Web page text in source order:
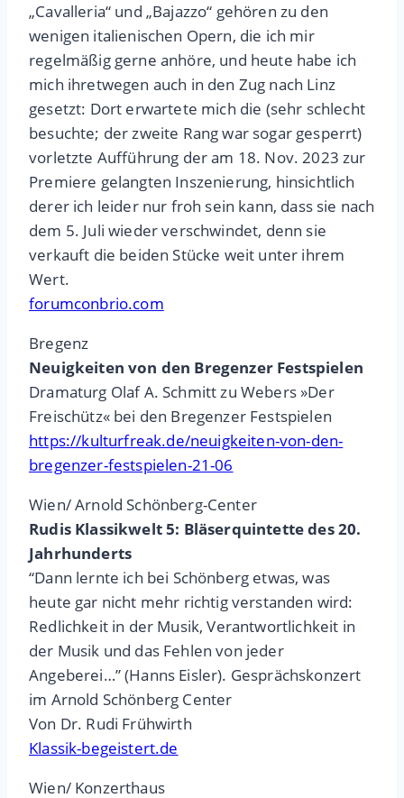
„Cavalleria“ und „Bajazzo“ gehören zu den
wenigen italienischen Opern, die ich mir
regelmäßig gerne anhöre, und heute habe ich
mich ihretwegen auch in den Zug nach Linz
gesetzt: Dort erwartete mich die (sehr schlecht
besuchte; der zweite Rang war sogar gesperrt)
vorletzte Aufführung der am 18. Nov. 2023 zur
Premiere gelangten Inszenierung, hinsichtlich
derer ich leider nur froh sein kann, dass sie nach
dem 5. Juli wieder verschwindet, denn sie
verkauft die beiden Stücke weit unter ihrem
Wert.
forumconbrio.com
Bregenz
Neuigkeiten von den Bregenzer Festspielen
Dramaturg Olaf A. Schmitt zu Webers »Der
Freischütz« bei den Bregenzer Festspielen
https://kulturfreak.de/neuigkeiten-von-den-
bregenzer-festspielen-21-06
Wien/ Arnold Schönberg-Center
Rudis Klassikwelt 5: Bläserquintette des 20.
Jahrhunderts
“Dann lernte ich bei Schönberg etwas, was
heute gar nicht mehr richtig verstanden wird:
Redlichkeit in der Musik, Verantwortlichkeit in
der Musik und das Fehlen von jeder
Angeberei…” (Hanns Eisler). Gesprächskonzert
im Arnold Schönberg Center
Von Dr. Rudi Frühwirth
Klassik-begeistert.de
Wien/ Konzerthaus